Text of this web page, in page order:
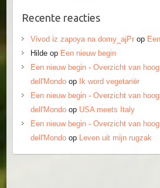
Recente reacties
Vivod iz zapoya na domy_ajProp
Hildeop Een nieuw begin
Een nieuw begin - Overzicht van
dell'Mondoop
Ik word vegetariër
Een nieuw begin - Overzicht van
dell'Mondoop USA meets Italy
Een nieuw begin - Overzicht van
dell'Mondoop Leven uit mijn rugzak